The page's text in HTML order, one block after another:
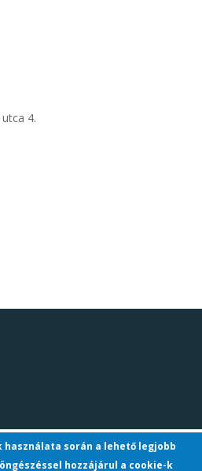
4.
során a lehető legjobb
hozzájárul a cookie-k